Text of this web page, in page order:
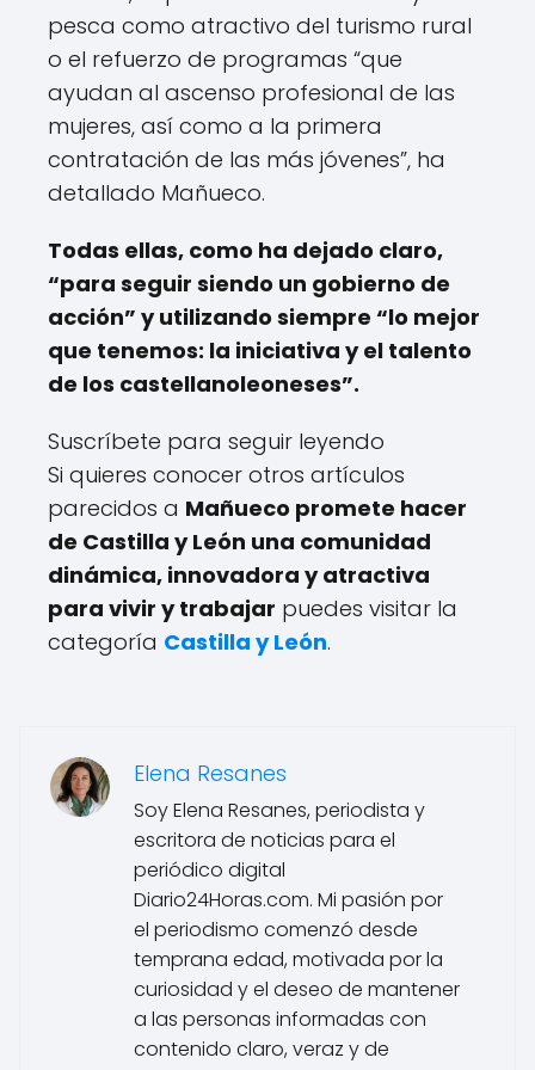
pesca como atractivo del turismo rural
o el refuerzo de programas “que
ayudan al ascenso profesional de las
mujeres, así como a la primera
contratación de las más jóvenes”, ha
detallado Mañueco.
Todas ellas, como ha dejado claro,
“para seguir siendo un gobierno de
acción” y utilizando siempre “lo mejor
que tenemos: la iniciativa y el talento
de los castellanoleoneses”.
Suscríbete para seguir leyendo
Si quieres conocer otros artículos
parecidos a Mañueco promete hacer
de Castilla y León una comunidad
dinámica, innovadora y atractiva
para vivir y trabajar puedes visitar la
categoría Castilla y León.
Elena Resanes
Soy Elena Resanes, periodista y
escritora de noticias para el
periódico digital
Diario24Horas.com. Mi pasión por
el periodismo comenzó desde
temprana edad, motivada por la
curiosidad y el deseo de mantener
a las personas informadas con
contenido claro, veraz y de